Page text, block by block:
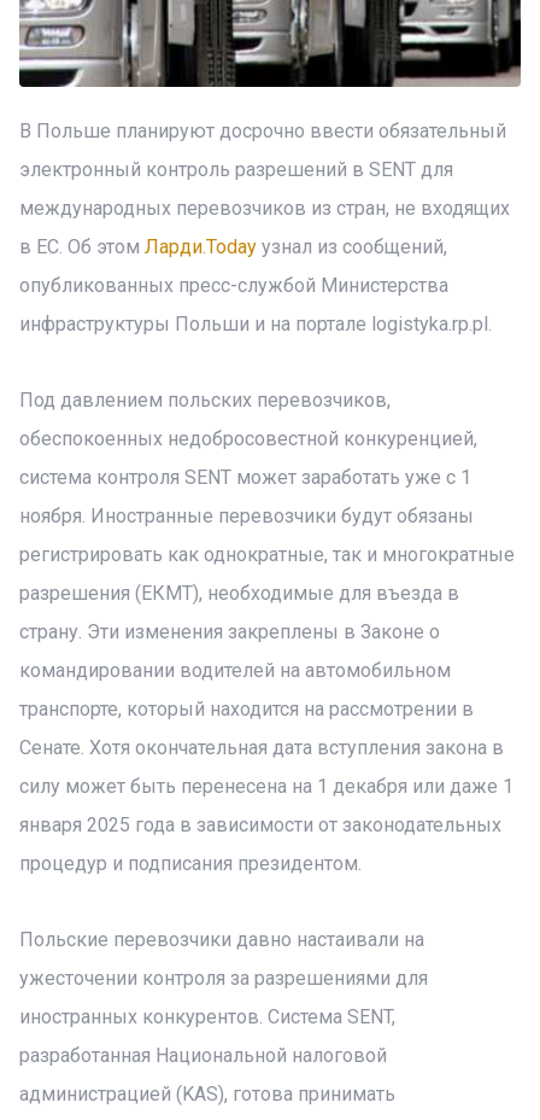
В Польше планируют досрочно ввести обязательный
электронный контроль разрешений в SENT для
международных перевозчиков из стран, не входящих
в ЕС. Об этом Ларди.Today узнал из сообщений,
опубликованных пресс-службой Министерства
инфраструктуры Польши и на портале logistyka.rp.pl.
Под давлением польских перевозчиков,
обеспокоенных недобросовестной конкуренцией,
система контроля SENT может заработать уже с 1
ноября. Иностранные перевозчики будут обязаны
регистрировать как однократные, так и многократные
разрешения (ЕКМТ), необходимые для въезда в
страну. Эти изменения закреплены в Законе о
командировании водителей на автомобильном
транспорте, который находится на рассмотрении в
Сенате. Хотя окончательная дата вступления закона в
силу может быть перенесена на 1 декабря или даже 1
января 2025 года в зависимости от законодательных
процедур и подписания президентом.
Польские перевозчики давно настаивали на
ужесточении контроля за разрешениями для
иностранных конкурентов. Система SENT,
разработанная Национальной налоговой
администрацией (KAS), готова принимать